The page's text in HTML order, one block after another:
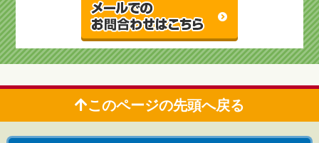
このページの先頭へ戻る